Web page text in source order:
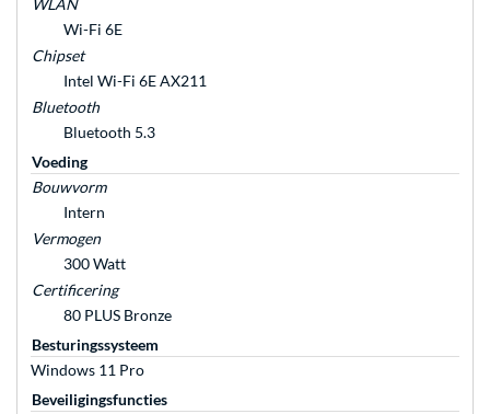
WLAN
Wi-Fi 6E
Chipset
Intel Wi-Fi 6E AX211
Bluetooth
Bluetooth 5.3
Voeding
Bouwvorm
Intern
Vermogen
300 Watt
Certificering
80 PLUS Bronze
Besturingssysteem
Windows 11 Pro
Beveiligingsfuncties